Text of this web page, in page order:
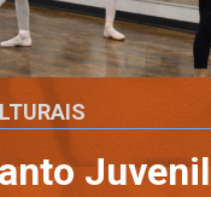
Juvenil